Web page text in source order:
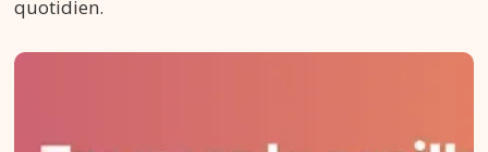
quotidien.